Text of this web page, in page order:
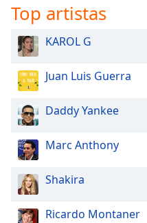
Top artistas
KAROL G
Juan Luis Guerra
Daddy Yankee
Marc Anthony
Shakira
Ricardo Montaner